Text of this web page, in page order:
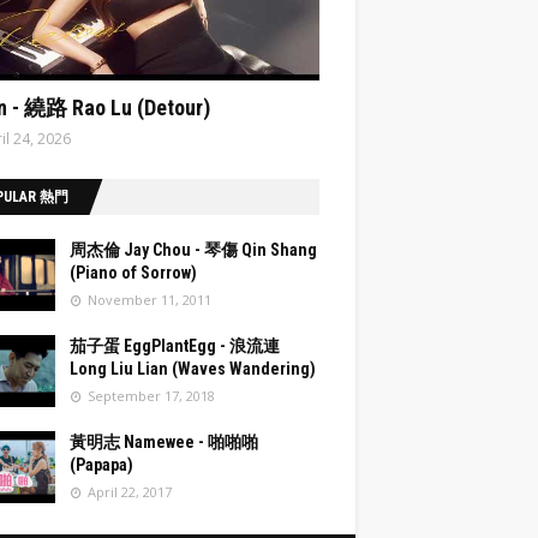
- 繞路 Rao Lu (Detour)
24, 2026
熱門
周杰倫 Jay Chou - 琴傷 Qin Shang
(Piano of Sorrow)
November 11, 2011
茄子蛋 EggPlantEgg - 浪流連
Long Liu Lian (Waves Wandering)
September 17, 2018
黃明志 Namewee - 啪啪啪
(Papapa)
April 22, 2017